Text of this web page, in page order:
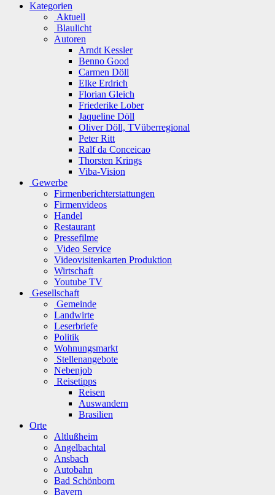
Kategorien
Aktuell
Blaulicht
Autoren
Arndt Kessler
Benno Good
Carmen Döll
Elke Erdrich
Florian Gleich
Friederike Lober
Jaqueline Döll
Oliver Döll, TVüberregional
Peter Ritt
Ralf da Conceicao
Thorsten Krings
Viba-Vision
Gewerbe
Firmenberichterstattungen
Firmenvideos
Handel
Restaurant
Pressefilme
Video Service
Videovisitenkarten Produktion
Wirtschaft
Youtube TV
Gesellschaft
Gemeinde
Landwirte
Leserbriefe
Politik
Wohnungsmarkt
Stellenangebote
Nebenjob
Reisetipps
Reisen
Auswandern
Brasilien
Orte
Altlußheim
Angelbachtal
Ansbach
Autobahn
Bad Schönborn
Bayern